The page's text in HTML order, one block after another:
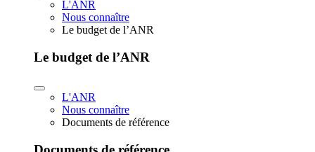
L'ANR
Nous connaître
Le budget de l’ANR
Le budget de l’ANR
L'ANR
Nous connaître
Documents de référence